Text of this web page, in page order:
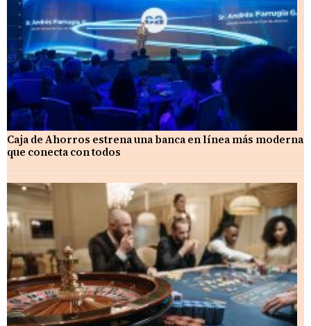
Caja de Ahorros estrena una banca en línea más moderna
que conecta con todos